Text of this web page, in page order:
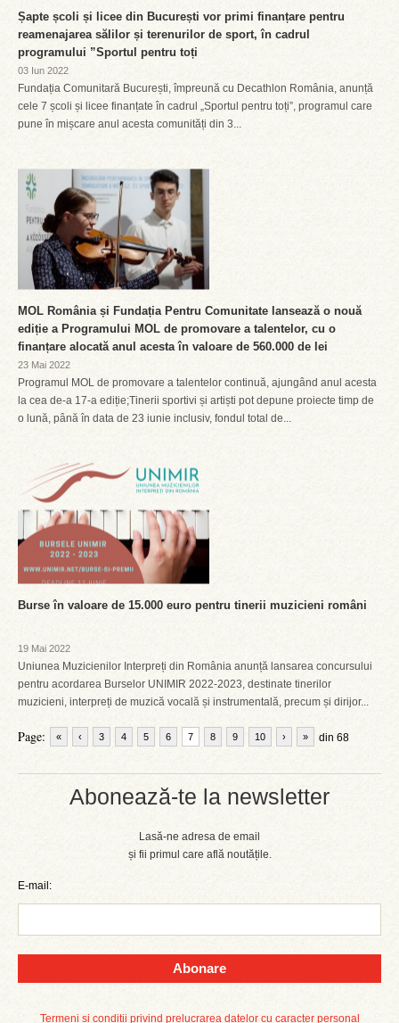
Abonează-te la newsletter
Lasă-ne adresa de email
și fii primul care află noutățile.
E-mail:
Abonare
Termeni și condiții privind prelucrarea datelor cu caracter personal
Șapte școli și licee din București vor primi finanțare pentru
reamenajarea sălilor și terenurilor de sport, în cadrul
programului ”Sportul pentru toți
03 Iun 2022
Fundația Comunitară București, împreună cu Decathlon România, anunță
cele 7 școli și licee finanțate în cadrul „Sportul pentru toți”, programul care
pune în mișcare anul acesta comunități din 3...
MOL România și Fundația Pentru Comunitate lansează o nouă
ediție a Programului MOL de promovare a talentelor, cu o
finanțare alocată anul acesta în valoare de 560.000 de lei
23 Mai 2022
Programul MOL de promovare a talentelor continuă, ajungând anul acesta
la cea de-a 17-a ediție;Tinerii sportivi și artiști pot depune proiecte timp de
o lună, până în data de 23 iunie inclusiv, fondul total de...
Burse în valoare de 15.000 euro pentru tinerii muzicieni români
19 Mai 2022
Uniunea Muzicienilor Interpreți din România anunță lansarea concursului
pentru acordarea Burselor UNIMIR 2022-2023, destinate tinerilor
muzicieni, interpreți de muzică vocală și instrumentală, precum și dirijor...
Page: « ‹ 3 4 5 6 7 8 9 10 din 68
› »